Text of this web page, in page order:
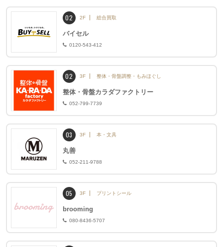
02 2F 総合買取
バイセル
0120-543-412
02 3F 整体・骨盤調整・もみほぐし
整体・骨盤カラダファクトリー
052-799-7739
03 3F 本・文具
丸善
052-211-9788
05 3F プリントシール
brooming
080-8436-5707